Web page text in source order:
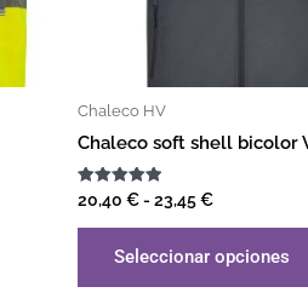
Chaleco HV
Chaleco soft shell bicolor
Valorado
con
5.00
20,40 €- 23,45€
Seleccionar opciones